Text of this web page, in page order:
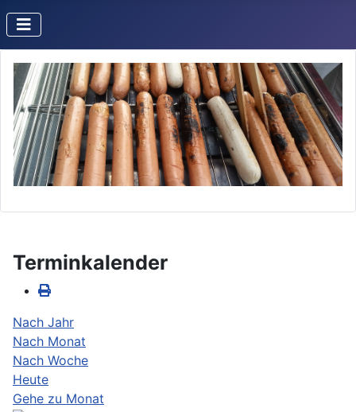
Terminkalender
Nach Jahr
Nach Monat
Nach Woche
Heute
Gehe zu Monat